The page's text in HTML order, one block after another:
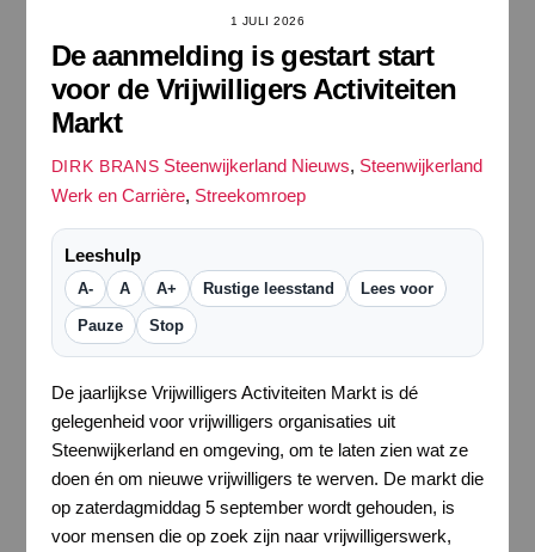
1 JULI 2026
De aanmelding is gestart start
voor de Vrijwilligers Activiteiten
Markt
DIRK BRANS Steenwijkerland Nieuws, Steenwijkerland
Werk en Carrière, Streekomroep
Leeshulp
A- A A+ Rustige leesstand Lees voor
Pauze Stop
De jaarlijkse Vrijwilligers Activiteiten Markt is dé
gelegenheid voor vrijwilligers organisaties uit
Steenwijkerland en omgeving, om te laten zien wat ze
doen én om nieuwe vrijwilligers te werven. De markt die
op zaterdagmiddag 5 september wordt gehouden, is
voor mensen die op zoek zijn naar vrijwilligerswerk,